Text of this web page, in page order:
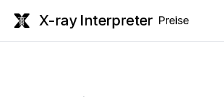
X-ray Interpreter Preise